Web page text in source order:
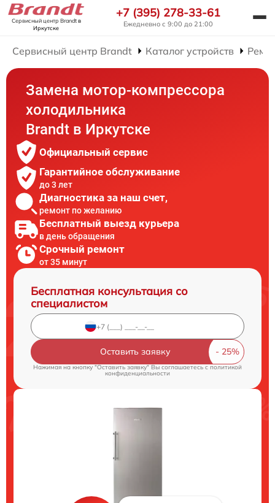
Сервисный центр Brandtв
Иркутске
+7 (395) 278-33-61
Ежедневно с 9:00 до 21:00
Сервисный центр Brandt Каталог устройств
Замена мотор-компрессора
холодильника
Brandt в Иркутске
Официальный сервис
Гарантийное обслуживание
до 3 лет
Диагностика за наш счет,
ремонт по желанию
Бесплатный выезд курьера
в день обращения
Срочный ремонт
от 35 минут
Бесплатная консультация со
специалистом
Оставить заявку
Нажимая на кнопку "Оставить заявку" Вы соглашаетесь c политикой
конфиденциальности